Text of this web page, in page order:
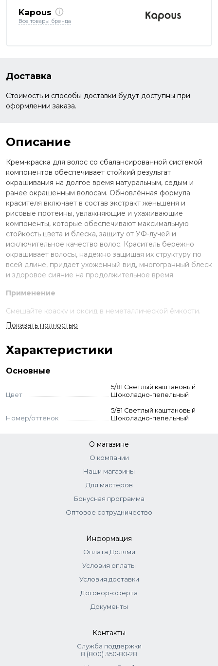
Kapous
Все товары бренда
Доставка
Стоимость и способы доставки будут доступны при
оформлении заказа.
Описание
Крем-краска для волос со сбалансированной системой
компонентов обеспечивает стойкий результат
окрашивания на долгое время натуральным, седым и
ранее окрашенным волосам. Обновлённая формула
красителя включает в состав экстракт женьшеня и
рисовые протеины, увлажняющие и ухаживающие
компоненты, которые обеспечивают максимальную
стойкость цвета и блеска, защиту от УФ-лучей и
исключительное качество волос. Краситель бережно
окрашивает волосы, надежно защищая их структуру по
всей длине, придает ухоженный вид, многогранный блеск
и здоровое сияние на продолжительное время.
Применение
Смешайте краску и оксид в неметаллической ёмкости.
Нанесите на волосы, выдержите указанное время.
Смойте с шампунем и кондиционером для окрашенных
Стандартное окрашивание:
Тонирование:
Суперосветление:
краситель + оксид 9–12% (пропорция
тонов — 9% оксид, до 3–4 тонов — 12% оксид.
Корректоры:
добавляются к основному оттенку - до 10%
стандартно. Корректоры самостоятельно не
Показать полностью
Характеристики
Основные
Цвет
5/81 Светлый каштановый
Шоколадно-пепельный
Номер/оттенок
5/81 Светлый каштановый
Шоколадно-пепельный
О магазине
О компании
Наши магазины
Для мастеров
Бонусная программа
Оптовое сотрудничество
Информация
Оплата Долями
Условия оплаты
Условия доставки
Договор-оферта
Документы
Контакты
Служба поддержки
8 (800) 350‑80‑28